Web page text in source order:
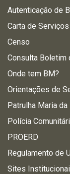
Autenticação de
Carta de
Censo
Consulta Boletim
Onde tem BM?
Orientações de
Patrulha Maria da
Polícia
PROERD
Regulamento de
Sites